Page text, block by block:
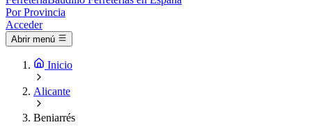
Por Provincia
Acceder
Abrir menú
Inicio
Alicante
Beniarrés